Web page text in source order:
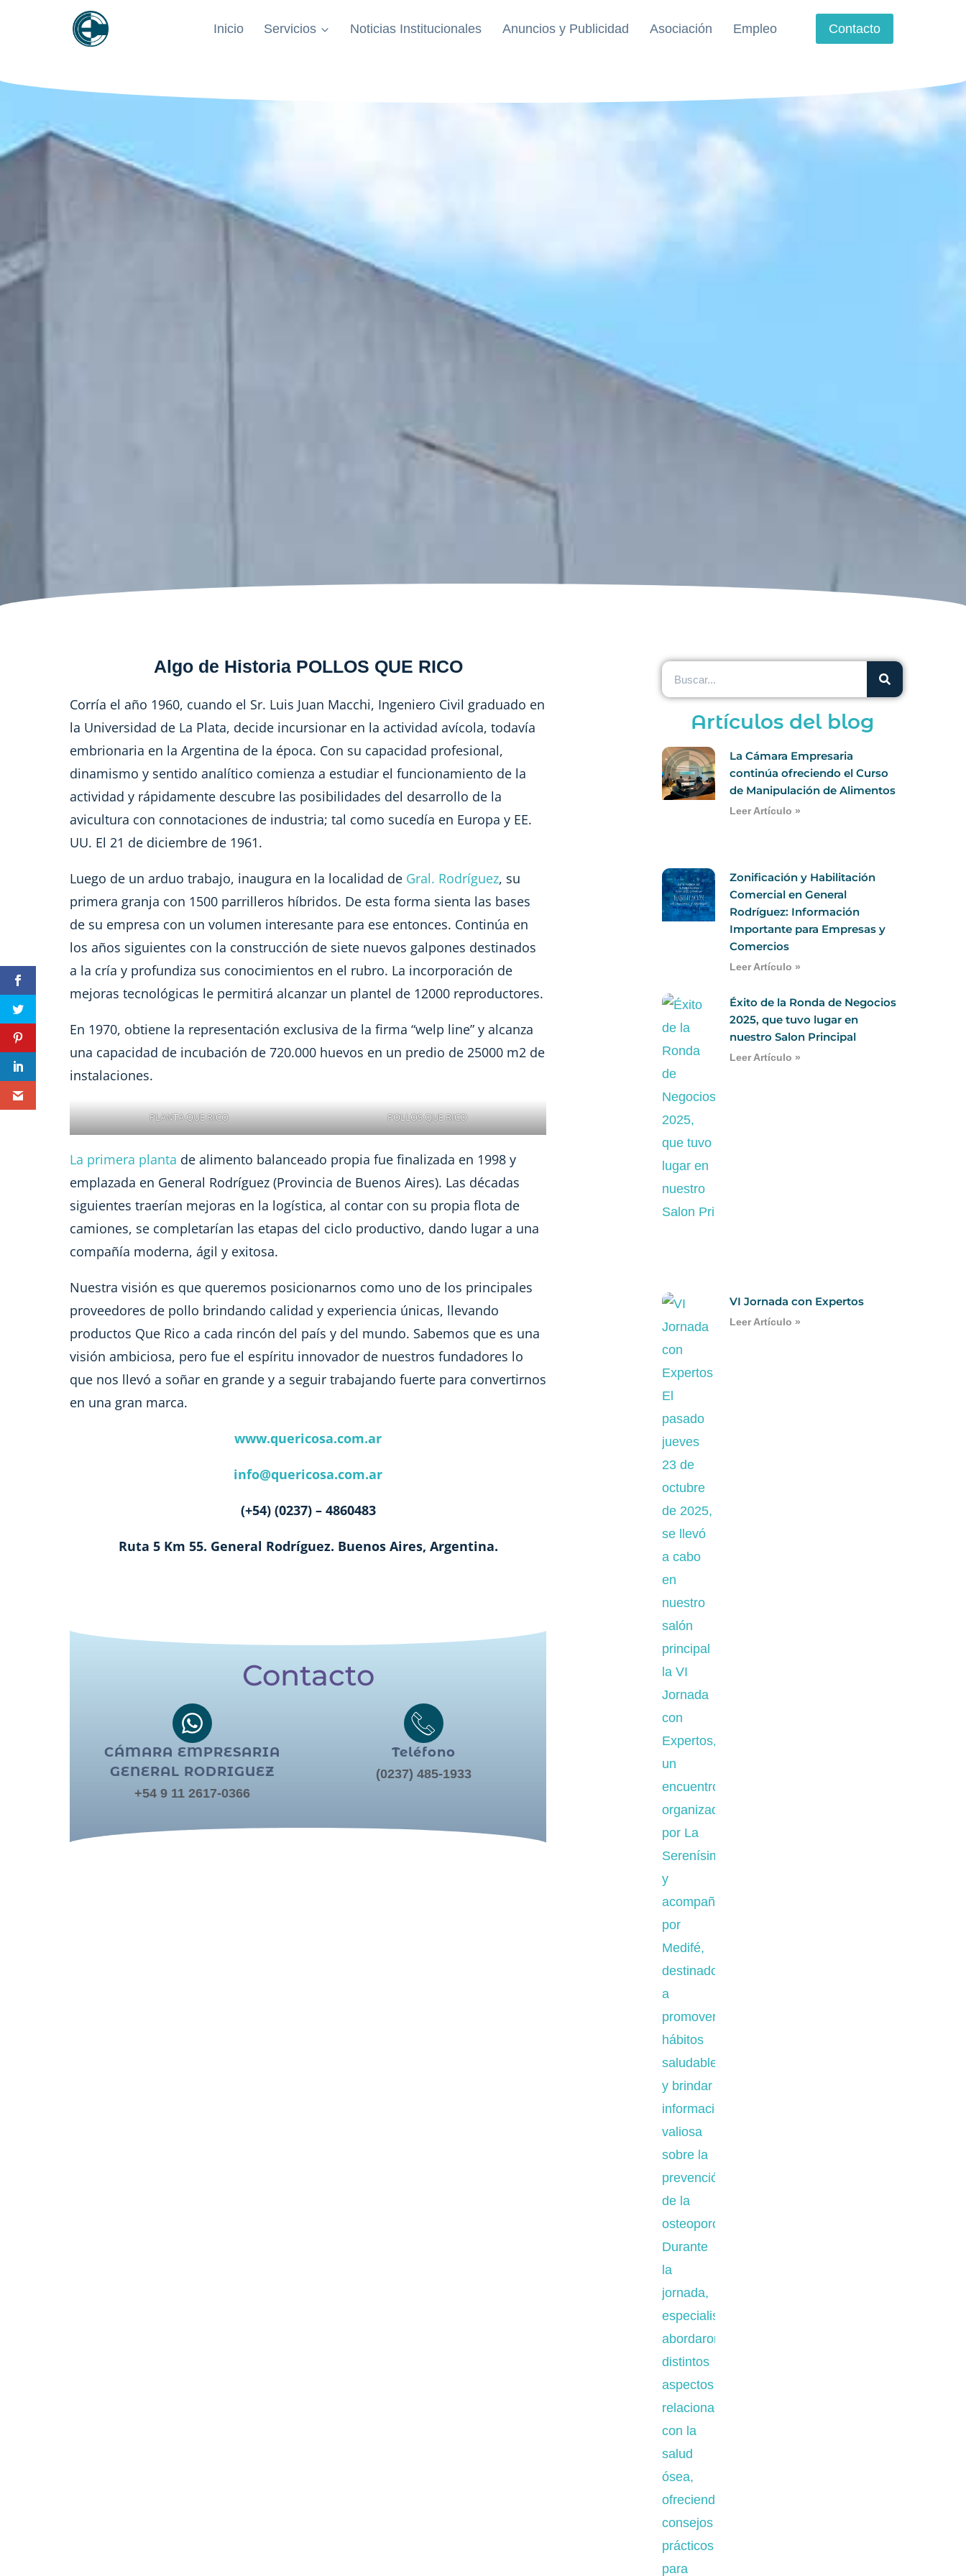
Inicio
Servicios Noticias Institucionales Anuncios y Publicidad Asociación Empleo Contacto
Algo de Historia POLLOS QUE RICO
Corría el año 1960, cuando el Sr. Luis Juan Macchi, Ingeniero Civil graduado en
la Universidad de La Plata, decide incursionar en la actividad avícola, todavía
embrionaria en la Argentina de la época. Con su capacidad profesional,
dinamismo y sentido analítico comienza a estudiar el funcionamiento de la
actividad y rápidamente descubre las posibilidades del desarrollo de la
avicultura con connotaciones de industria; tal como sucedía en Europa y EE.
UU. El 21 de diciembre de 1961.
Luego de un arduo trabajo, inaugura en la localidad de Gral. Rodríguez, su
primera granja con 1500 parrilleros híbridos. De esta forma sienta las bases
de su empresa con un volumen interesante para ese entonces. Continúa en
los años siguientes con la construcción de siete nuevos galpones destinados
a la cría y profundiza sus conocimientos en el rubro. La incorporación de
mejoras tecnológicas le permitirá alcanzar un plantel de 12000 reproductores.
En 1970, obtiene la representación exclusiva de la firma “welp line” y alcanza
una capacidad de incubación de 720.000 huevos en un predio de 25000 m2 de
instalaciones.
PLANTA QUE RICO POLLOS QUE RICO
La primera planta de alimento balanceado propia fue finalizada en 1998 y
emplazada en General Rodríguez (Provincia de Buenos Aires). Las décadas
siguientes traerían mejoras en la logística, al contar con su propia flota de
camiones, se completarían las etapas del ciclo productivo, dando lugar a una
compañía moderna, ágil y exitosa.
Nuestra visión es que queremos posicionarnos como uno de los principales
proveedores de pollo brindando calidad y experiencia únicas, llevando
productos Que Rico a cada rincón del país y del mundo. Sabemos que es una
visión ambiciosa, pero fue el espíritu innovador de nuestros fundadores lo
que nos llevó a soñar en grande y a seguir trabajando fuerte para convertirnos
en una gran marca.
www.quericosa.com.ar
info@quericosa.com.ar
(+54) (0237) – 4860483
Ruta 5 Km 55. General Rodríguez. Buenos Aires, Argentina.
Contacto
CÁMARA EMPRESARIA
GENERAL RODRIGUEZ
+54 9 11 2617-0366
Teléfono
(0237) 485-1933
Artículos del blog
La Cámara Empresaria
continúa ofreciendo el Curso
de Manipulación de Alimentos
Leer Artículo »
Zonificación y Habilitación
Comercial en General
Rodríguez: Información
Importante para Empresas y
Comercios
Leer Artículo »
Éxito de la Ronda de Negocios
2025, que tuvo lugar en
nuestro Salon Principal
Leer Artículo »
VI Jornada con Expertos
Leer Artículo »